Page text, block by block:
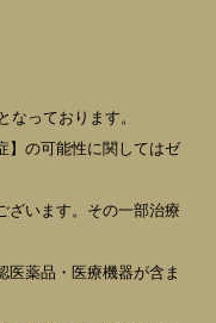
っております。
】の可能性に関してはゼ
ざいます。その一部治療
薬品・医療機器が含ま